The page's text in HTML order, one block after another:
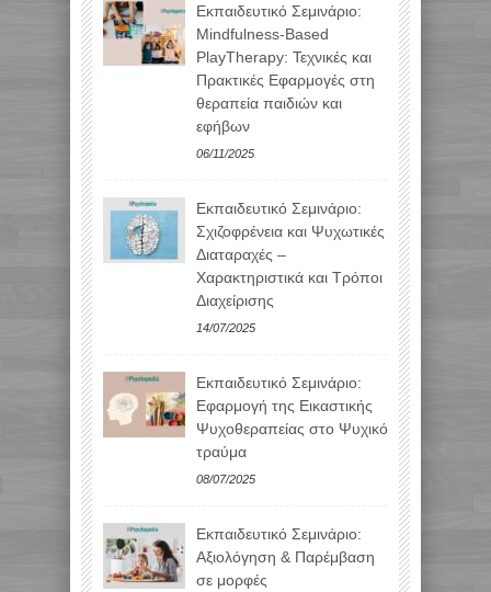
Εκπαιδευτικό Σεμινάριο:
Mindfulness-Based
PlayTherapy: Τεχνικές και
Πρακτικές Εφαρμογές στη
θεραπεία παιδιών και
εφήβων
06/11/2025
Εκπαιδευτικό Σεμινάριο:
Σχιζοφρένεια και Ψυχωτικές
Διαταραχές –
Χαρακτηριστικά και Τρόποι
Διαχείρισης
14/07/2025
Εκπαιδευτικό Σεμινάριο:
Εφαρμογή της Εικαστικής
Ψυχοθεραπείας στο Ψυχικό
τραύμα
08/07/2025
Εκπαιδευτικό Σεμινάριο:
Αξιολόγηση & Παρέμβαση
σε μορφές